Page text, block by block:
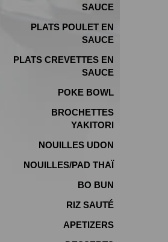
SAUCE
PLATS POULET EN
SAUCE
PLATS CREVETTES EN
SAUCE
POKE BOWL
BROCHETTES
YAKITORI
NOUILLES UDON
NOUILLES/PAD THAÏ
BO BUN
RIZ SAUTÉ
APETIZERS